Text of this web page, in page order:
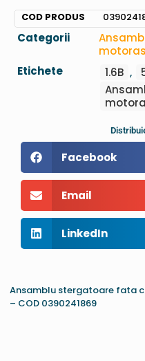
COD PRODUS
Categorii
motoras
Etichete
1.6B ,
Facebook
Email
LinkedIn
Ansamblu stergatoare fata
– COD 0390241869